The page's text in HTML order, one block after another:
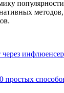
простых